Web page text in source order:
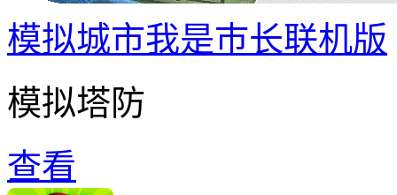
模拟城市我是巿长联机版
模拟塔防
查看